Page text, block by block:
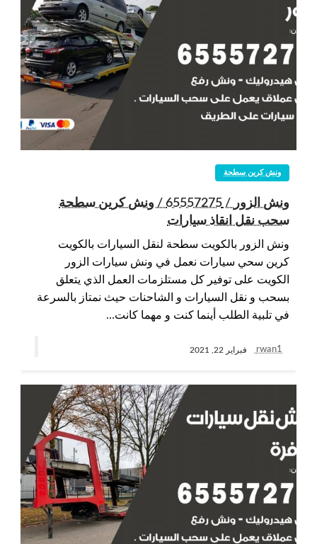
ونش كرين سطحة
ونش الزور / 65557275 / ونش كرين سطحة
سحب نقل انقاذ سيارات
ونش الزور بالكويت سطحة لنقل السيارات بالكويت
كرين سحي سيارات نعمل في ونش سيارات الزور
الكويت على توفير كل مستلزمات العمل الذي يتعلق
بسحب و نقل السيارات و الشاحنات حيث نمتاز بالسرعة
في تلبية الطلب أينما كنت و مهما كانت…
rwan1 فبراير 22, 2021